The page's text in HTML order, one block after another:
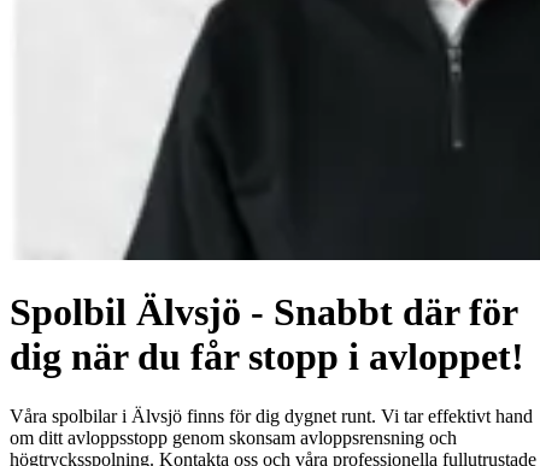
Spolbil Älvsjö - Snabbt där för
dig när du får stopp i avloppet!
Våra spolbilar i Älvsjö finns för dig dygnet runt. Vi tar effektivt hand
om ditt avloppsstopp genom skonsam avloppsrensning och
högtrycksspolning. Kontakta oss och våra professionella fullutrustade